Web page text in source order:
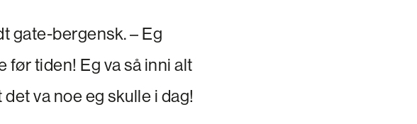
gate-bergensk. – Eg
før tiden! Eg va så inni alt
va noe eg skulle i dag!